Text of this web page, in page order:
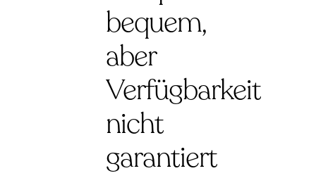
bequem,
aber
Verfügbarkeit
nicht
garantiert